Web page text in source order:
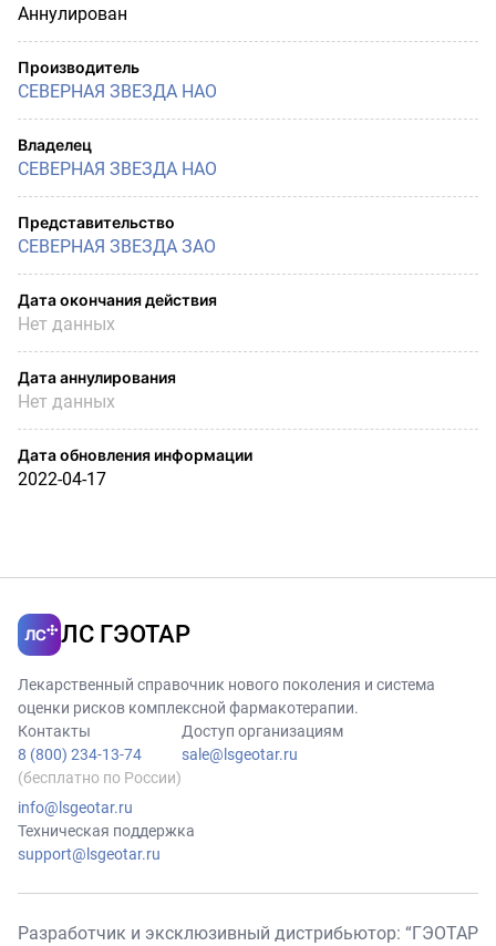
Аннулирован
Производитель
СЕВЕРНАЯ ЗВЕЗДА НАО
Владелец
СЕВЕРНАЯ ЗВЕЗДА НАО
Представительство
СЕВЕРНАЯ ЗВЕЗДА ЗАО
Дата окончания действия
Нет данных
Дата аннулирования
Нет данных
Дата обновления информации
2022-04-17
ЛС ГЭОТАР
Лекарственный справочник нового поколения и система
оценки рисков комплексной фармакотерапии.
Контакты
8 (800) 234-13-74
(бесплатно по России)
info@lsgeotar.ru
Доступ организациям
sale@lsgeotar.ru
Техническая поддержка
support@lsgeotar.ru
Разработчик и эксклюзивный дистрибьютор: “ГЭОТАР